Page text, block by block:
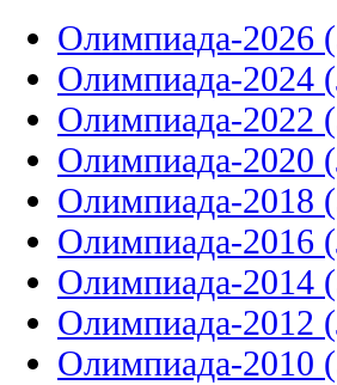
Олимпиада-2026
Олимпиада-2024
Олимпиада-2022
Олимпиада-2020
Олимпиада-2018
Олимпиада-2016
Олимпиада-2014
Олимпиада-2012
Олимпиада-2010